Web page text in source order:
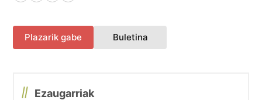
Plazarik gabe Buletina(fitxa berri batean irekiko
Ezaugarriak